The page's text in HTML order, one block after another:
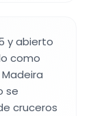
y abierto
como
se
cruceros